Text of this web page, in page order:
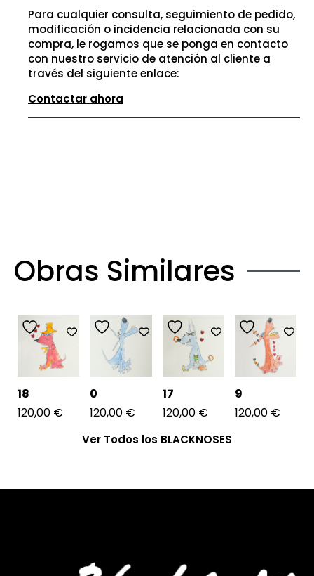
Para cualquier consulta, seguimiento de pedido,
modificación o incidencia relacionada con su
compra, le rogamos que se ponga en contacto
con nuestro servicio de atención al cliente a
través del siguiente enlace:
Contactar ahora
Obras Similares
18
120,00 €
0
120,00 €
17
120,00 €
9
120,00 €
Ver Todos los BLACKNOSES